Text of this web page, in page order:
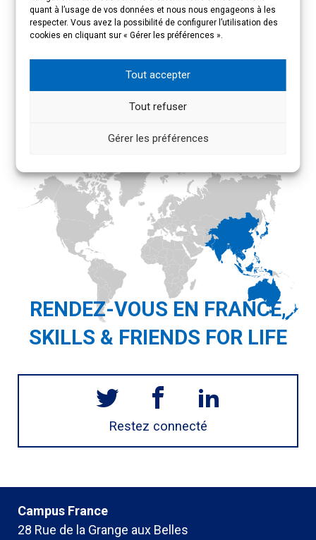
quant à l’usage de vos données et nous nous engageons à les
respecter. Vous avez la possibilité de configurer l’utilisation des
cookies en cliquant sur « Gérer les préférences ».
Tout accepter
Tout refuser
Gérer les préférences
VIETNAM 2025
RENDEZ-VOUS EN FRANCE,
SKILLS & FRIENDS FOR LIFE
Restez connecté
Campus France
28 Rue de la Grange aux Belles